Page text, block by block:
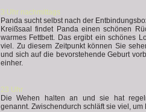
3 Uhr nachmittags
Panda sucht selbst nach der
Kreißsaal findet Panda einen schönen
warmes Fettbett. Das ergibt ein schönes
viel. Zu diesem Zeitpunkt können Sie
und sich auf die bevorstehende Geburt
einher.
23 Uhr
Die Wehen halten an und sie hat
genannt. Zwischendurch schläft sie viel,